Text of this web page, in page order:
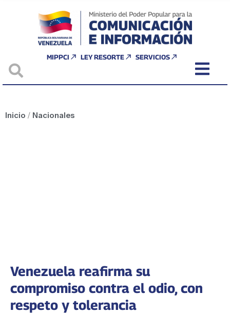
MIPPCI LEY RESORTE SERVICIOS
Inicio / Nacionales
Venezuela reafirma su
compromiso contra el odio, con
respeto y tolerancia